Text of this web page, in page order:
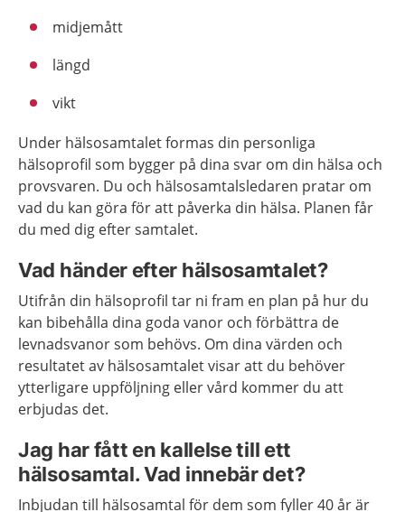
midjemått
längd
vikt
Under hälsosamtalet formas din personliga
hälsoprofil som bygger på dina svar om din hälsa och
provsvaren. Du och hälsosamtalsledaren pratar om
vad du kan göra för att påverka din hälsa. Planen får
du med dig efter samtalet.
Vad händer efter hälsosamtalet?
Utifrån din hälsoprofil tar ni fram en plan på hur du
kan bibehålla dina goda vanor och förbättra de
levnadsvanor som behövs. Om dina värden och
resultatet av hälsosamtalet visar att du behöver
ytterligare uppföljning eller vård kommer du att
erbjudas det.
Jag har fått en kallelse till ett
hälsosamtal. Vad innebär det?
Inbjudan till hälsosamtal för dem som fyller 40 år är